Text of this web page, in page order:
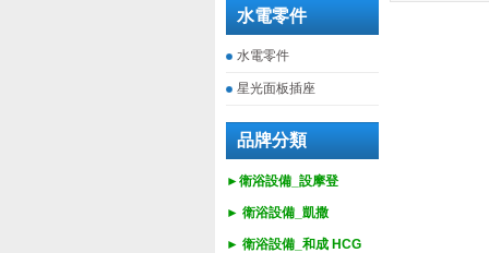
水電零件
水電零件
星光面板插座
品牌分類
►衛浴設備_設摩登
► 衛浴設備_ 凱撒
► 衛浴設備_ 和成 HCG